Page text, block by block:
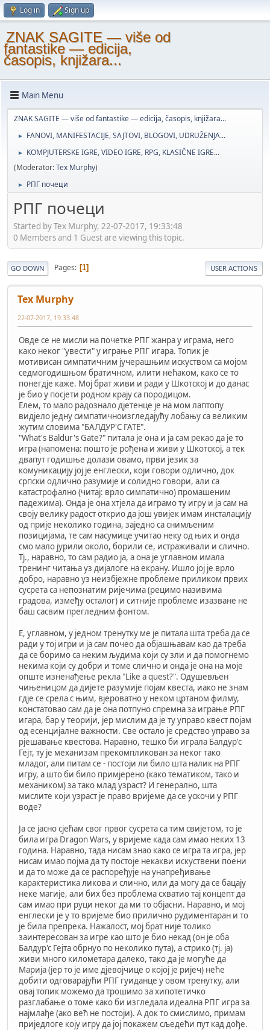
Log in Sign up
ZNAK SAGITE — više od
fantastike — edicija,
časopis, knjižara...
Main Menu
ZNAK SAGITE — više od fantastike — edicija, časopis, knjižara...
► FANOVI, MANIFESTACIJE, SAJTOVI, BLOGOVI, UDRUŽENJA...
►
KOMPJUTERSKE IGRE, VIDEO IGRE, RPG, KLASIČNE IGRE...
(Moderator:Tex Murphy)
► РПГ почеци
РПГ почеци
Started by Tex Murphy, 22-07-2017, 19:33:48
0 Members and 1 Guest are viewing this topic.
GO DOWN Pages 1 USER ACTIONS
Tex Murphy
22-07-2017, 19:33:48
Овде се не мисли на почетке РПГ жанра у играма, него
како неког "увести" у играње РПГ игара. Топик је
мотивисан симпатичним јучерашњим искуством са мојом
седмогодишњом братичном, илити нећаком, како се то
понегдје каже. Мој брат живи и ради у Шкотској и до данас
је био у посјети родном крају са породицом.
Елем, то мало радознало дјетенце је на мом лаптопу
видјело једну симпатичноизгледајућу лобању са великим
жутим словима "БАЛДУР'С ГАТЕ".
"What's Baldur's Gate?" питала је она и ја сам рекао да је то
игра (напомена: пошто је рођена и живи у Шкотској, а тек
двапут годишње долази овамо, први језик за
комуникацију јој је енглески, који говори одлично, док
српски одлично разумије и солидно говори, али са
катастрофално (читај: врло симпатично) промашеним
падежима). Онда је она хтјела да играмо ту игру и ја сам на
своју велику радост открио да још увијек имам инсталацију
од прије неколико година, заједно са снимљеним
позицијама, те сам насумице учитао неку од њих и онда
смо мало јурили около, борили се, истраживали и слично.
Тј., наравно, то сам радио ја, а она је углавном имала
тренинг читања уз дијалоге на екрану. Ишло јој је врло
добро, наравно уз неизбјежне проблеме приликом првих
сусрета са непознатим ријечима (рецимо називима
градова, између осталог) и ситније проблеме изазване не
баш сасвим прегледним фонтом.
Е, углавном, у једном тренутку ме је питала шта треба да се
ради у тој игри и ја сам почео да објашњавам као да треба
да се боримо са неким људима који су зли и да помогнемо
некима који су добри и томе слично и онда је она на моје
опште изненађење рекла "Like a quest?". Одушевљен
чињеницом да дијете разумије појам квеста, иако не знам
гдје се срела с њим, вјероватно у неком цртаном филму,
констатовао сам да је она потпуно спремна за играње РПГ
игара, бар у теорији, јер мислим да је ту управо квест појам
од есенцијалне важности. Све остало је средство управо за
рјешавање квестова. Наравно, тешко би играла Балдур'с
Гејт, ту је механизам прекомпликован за неког тако
младог, али питам се - постоји ли било шта налик на РПГ
игру, а што би било примјерено (како тематиком, тако и
механиком) за тако млад узраст? И генерално, шта
мислите који узраст је право вријеме да се ускочи у РПГ
воде?
Ја се јасно сјећам свог првог сусрета са тим свијетом, то је
била игра Dragon Wars, у вријеме када сам имао неких 13
година. Наравно, тада нисам знао како се игра та игра, јер
нисам имао појма да ту постоје некакви искуствени поени
и да то може да се распоређује на унапређивање
карактеристика ликова и слично, или да могу да се бацају
неке магије, али бих без проблема схватио тај концепт да
сам имао при руци неког да ми то објасни. Наравно, и мој
енглески је у то вријеме био прилично рудиментаран и то
је била препрека. Нажалост, мој брат није толико
заинтересован за игре као што је био некад (он је оба
Балдур'с Гејта обрнуо по неколико пута), а стрико (тј. ја)
живи много километара далеко, тако да је могуће да
Марија (јер то је име дјевојчице о којој је ријеч) неће
добити одговарајући РПГ гуиданце у овом тренутку, али
овај топик можемо да трошимо за хипотетичко
разглабање о томе како би изгледала идеална РПГ игра за
најмлађе (ако већ не постоји). А док то смислимо, примам
приједлоге коју игру да јој покажем сљедећи пут кад дође.